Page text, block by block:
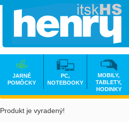
Produkt je vyradený!
JARNÉ
POMÔCKY
PC,
NOTEBOOKY
MOBILY,
TABLETY,
HODINKY